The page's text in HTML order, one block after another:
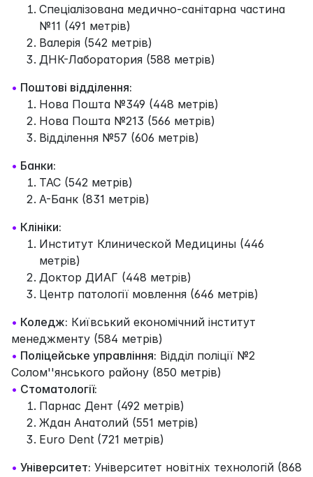
Спеціалізована медично-санітарна частина
№11 (491 метрів)
Валерія (542 метрів)
ДНК-Лаборатория (588 метрів)
• Поштові відділення:
Нова Пошта №349 (448 метрів)
Нова Пошта №213 (566 метрів)
Відділення №57 (606 метрів)
• Банки:
ТАС (542 метрів)
А-Банк (831 метрів)
• Клініки:
Институт Клинической Медицины (446
метрів)
Доктор ДИАГ (448 метрів)
Центр патології мовлення (646 метрів)
• Коледж: Київський економічний інститут
менеджменту (584 метрів)
• Поліцейське управління: Відділ поліції №2
Солом''янського району (850 метрів)
• Стоматології:
Парнас Дент (492 метрів)
Ждан Анатолий (551 метрів)
Euro Dent (721 метрів)
• Університет: Університет новітніх технологій (868